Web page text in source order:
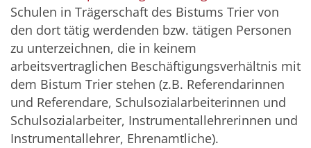
Schulen in Trägerschaft des Bistums Trier von
den dort tätig werdenden bzw. tätigen Personen
zu unterzeichnen, die in keinem
arbeitsvertraglichen Beschäftigungsverhältnis mit
dem Bistum Trier stehen (z.B. Referendarinnen
und Referendare, Schulsozialarbeiterinnen und
Schulsozialarbeiter, Instrumentallehrerinnen und
Instrumentallehrer, Ehrenamtliche).